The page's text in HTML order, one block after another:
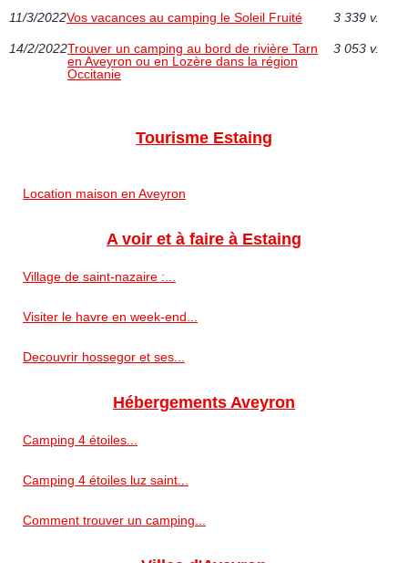
11/3/2022Vos vacances au camping le Soleil Fruité 3 339 v.
14/2/2022Trouver un camping au bord de rivière Tarn
en Aveyron ou en Lozère dans la région
Occitanie
3 053 v.
Tourisme Estaing
Location maison en Aveyron
A voir et à faire à Estaing
Village de saint-nazaire :...
Visiter le havre en week-end...
Decouvrir hossegor et ses...
Hébergements Aveyron
Camping 4 étoiles...
Camping 4 étoiles luz saint...
Comment trouver un camping...